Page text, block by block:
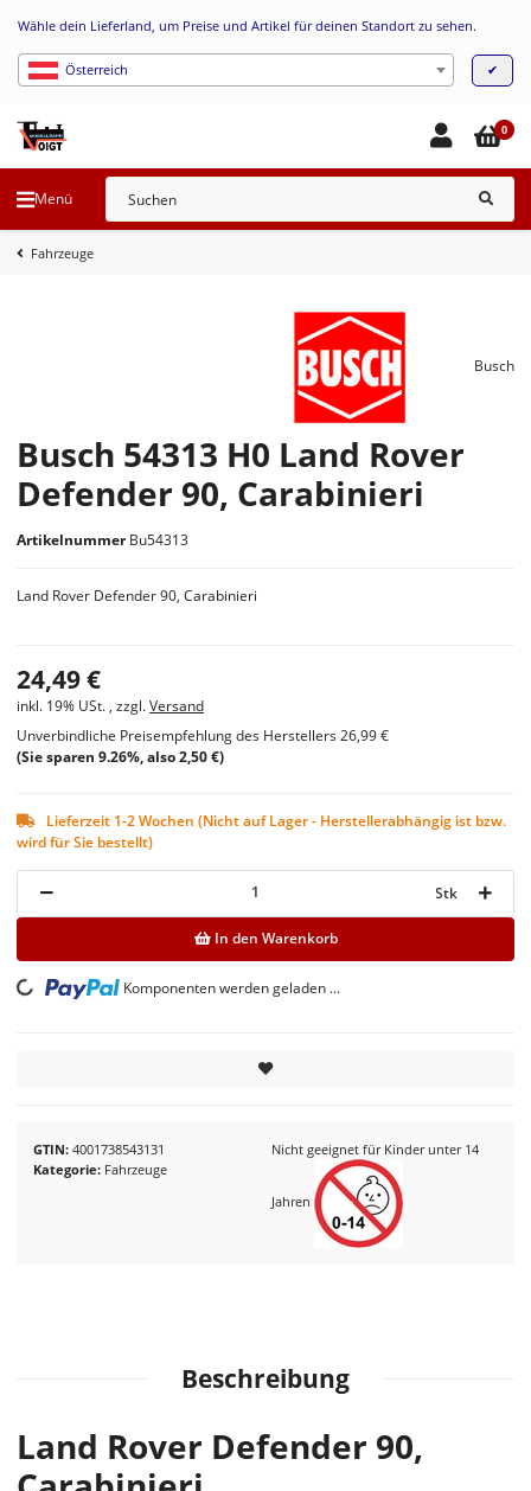
Wähle dein Lieferland, um Preise und Artikel für deinen Standort zu sehen.
Österreich ✔
Menü
0
Fahrzeuge
Busch 54313 H0 Land Rover
Defender 90, Carabinieri
Artikelnummer Bu54313
GTIN 4001738543131
Kategorie Fahrzeuge
Nicht geeignet für Kinder unter 14
Jahren
Busch
Land Rover Defender 90, Carabinieri
24,49 €
inkl. 19% USt. , zzgl.Versand
Unverbindliche Preisempfehlung des Herstellers26,99 €
(Sie sparen 9.26%, also2,50 €)
Stk
In den Warenkorb
Loading... Komponenten werden geladen ...
Lieferzeit 1-2 Wochen (Nicht auf Lager - Herstellerabhängig ist bzw.
wird für Sie bestellt)
Beschreibung
Land Rover Defender 90,